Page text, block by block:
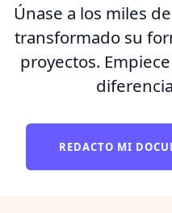
Únase a los miles
transformado su
proyectos.
REDACTO MI